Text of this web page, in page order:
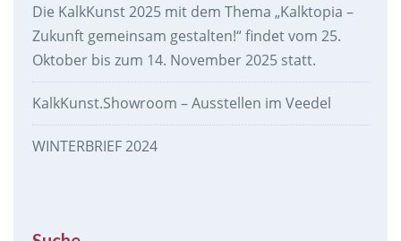
Die KalkKunst 2025 mit dem Thema „Kalktopia –
Zukunft gemeinsam gestalten!“ findet vom 25.
Oktober bis zum 14. November 2025 statt.
KalkKunst.Showroom – Ausstellen im Veedel
WINTERBRIEF 2024